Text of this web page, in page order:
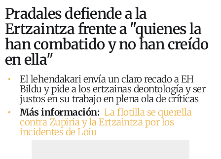
Pradales defiende a la
Ertzaintza frente a "quienes la
han combatido y no han creído
en ella"
El lehendakari envía un claro recado a EH
Bildu y pide a los ertzainas deontología y ser
justos en su trabajo en plena ola de críticas
Más información: La flotilla se querella
contra Zupiria y la Ertzaintza por los
incidentes de Loiu